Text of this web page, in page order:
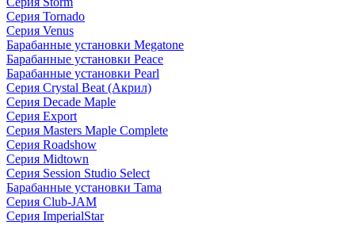
Серия Tornado
Серия Venus
Барабанные установки Megatone
Барабанные установки Peace
Барабанные установки Pearl
Серия Crystal Beat (Акрил)
Серия Decade Maple
Серия Export
Серия Masters Maple Complete
Серия Roadshow
Серия Midtown
Серия Session Studio Select
Барабанные установки Tama
Серия Club-JAM
Серия ImperialStar